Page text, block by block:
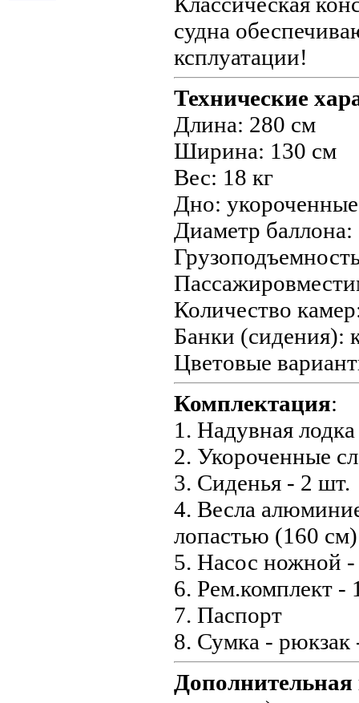
судна
ксплуатации!
Технические
Длина: 280 см
Ширина: 130 см
Вес: 18 кг
Дно:
Диаметр
Количество
Банки (сидения):
Цветовые
Комплектация:
1. Надувная
2. Укороченные
3. Сиденья - 2 шт.
4. Весла
лопастью (160
5. Насос ножной
6. Рем.комплект -
7. Паспорт
8. Сумка - рюкзак